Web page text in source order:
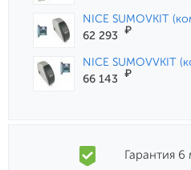
NICE SUMOVKIT
62 293 ₽
NICE SUMOVVKIT
66 143 ₽
Гарантия 6